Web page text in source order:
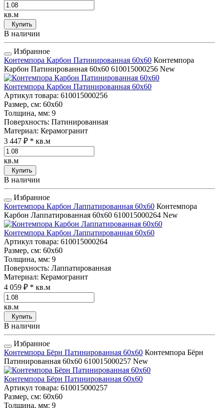
кв.м
Купить
В наличии
Избранное
Контемпора Карбон Патинированная 60x60 Контемпора
Карбон Патинированная 60x60 610015000256 New
Контемпора Карбон Патинированная 60x60
Артикул товара: 610015000256
Размер, см: 60x60
Толщина, мм: 9
Поверхность: Патинированная
Материал: Керамогранит
3 447 ₽ * кв.м
кв.м
Купить
В наличии
Избранное
Контемпора Карбон Лаппатированная 60x60 Контемпора
Карбон Лаппатированная 60x60 610015000264 New
Контемпора Карбон Лаппатированная 60x60
Артикул товара: 610015000264
Размер, см: 60x60
Толщина, мм: 9
Поверхность: Лаппатированная
Материал: Керамогранит
4 059 ₽ * кв.м
кв.м
Купить
В наличии
Избранное
Контемпора Бёрн Патинированная 60x60 Контемпора Бёрн
Патинированная 60x60 610015000257 New
Контемпора Бёрн Патинированная 60x60
Артикул товара: 610015000257
Размер, см: 60x60
Толщина, мм: 9